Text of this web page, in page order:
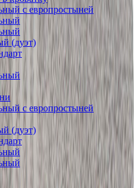
с европростыней
(дуэт)
с европростыней
(дуэт)